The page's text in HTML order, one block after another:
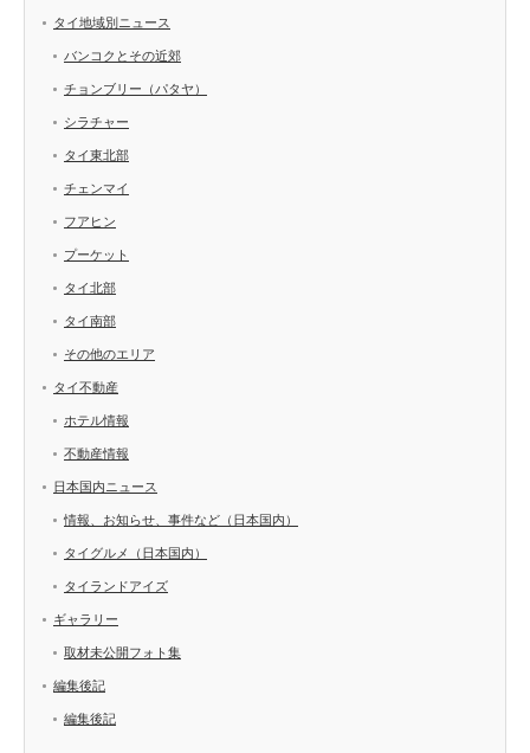
タイ地域別ニュース
バンコクとその近郊
チョンブリー（パタヤ）
シラチャー
タイ東北部
チェンマイ
フアヒン
プーケット
タイ北部
タイ南部
その他のエリア
タイ不動産
ホテル情報
不動産情報
日本国内ニュース
情報、お知らせ、事件など（日本国内）
タイグルメ（日本国内）
タイランドアイズ
ギャラリー
取材未公開フォト集
編集後記
編集後記